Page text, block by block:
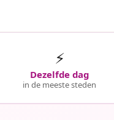
⚡
Dezelfde dag
in de meeste steden